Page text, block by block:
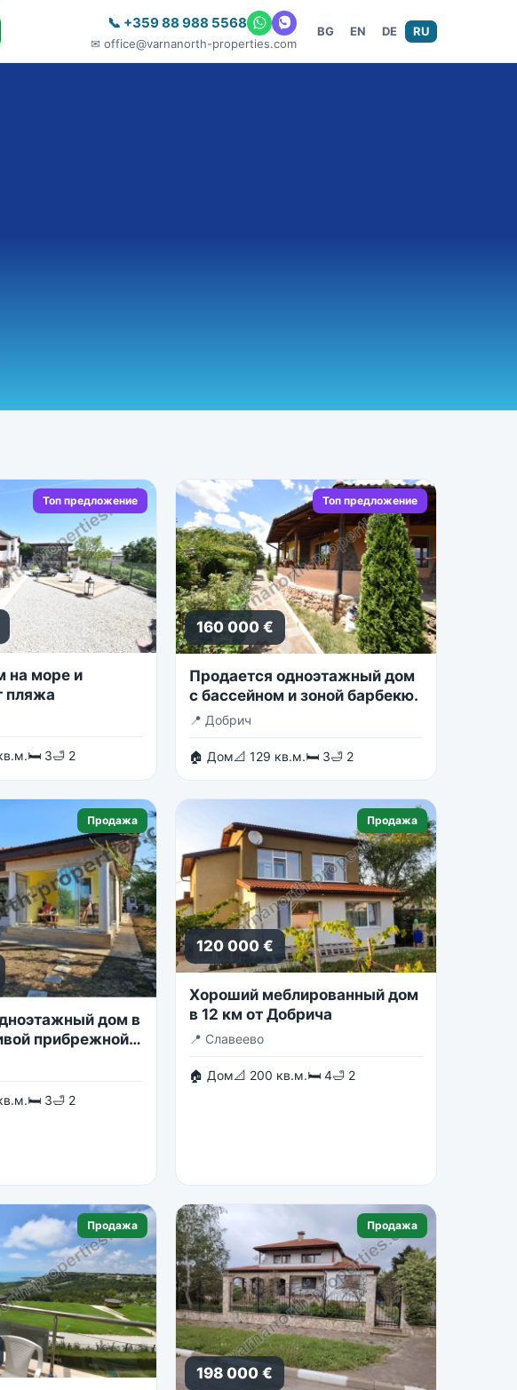
BG EN DE RU
📞 +359 88 988 5568
✉ office@varnanorth-properties.com
Топ предложение
на море и
пляжа
🛏 3🛁 2
Топ предложение
160 000 €
Продается одноэтажный дом
с бассейном и зоной барбекю.
📍 Добрич
🏠 Дом📐 129 кв.м.🛏 3🛁 2
Продажа
дом в
прибрежной
🛏 3🛁 2
Продажа
120 000 €
Хороший меблированный дом
в 12 км от Добрича
📍 Славеево
🏠 Дом📐 200 кв.м.🛏 4🛁 2
Продажа Продажа
198 000 €